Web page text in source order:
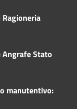
Angrafe Stato
manutentivo: